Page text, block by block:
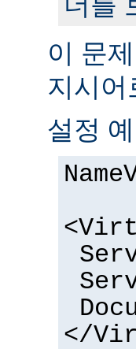
이 문
지시어
설정
</